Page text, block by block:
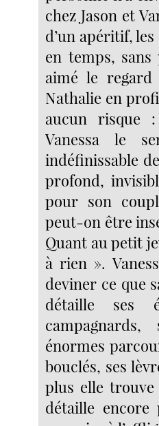
chez Jason et
d’un apéritif,
en temps, sans
aimé le regard
Nathalie en
aucun risque :
Vanessa le
indéfinissable
profond,
pour son
peut-on être
Quant au petit
à rien ».
deviner ce que
détaille ses
énormes
bouclés, ses
plus elle
détaille encore